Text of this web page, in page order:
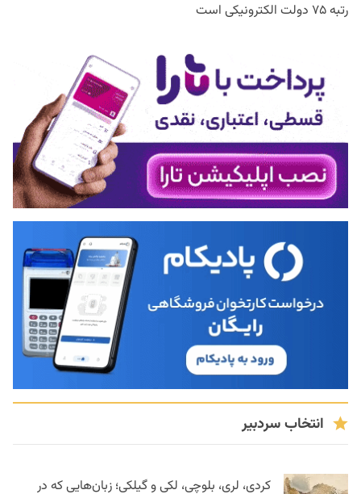
رتبه ۷۵ دولت الکترونیکی است
انتخاب سردبیر
کردی، لری، بلوچی، لکی و گیلکی؛ زبان‌هایی که در